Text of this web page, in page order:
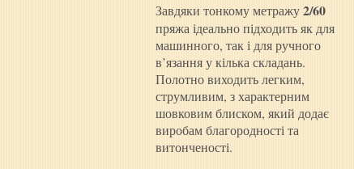
Завдяки тонкому метражу2/60
пряжа ідеально підходить як для
машинного, так і для ручного
в’язання у кілька складань.
Полотно виходить легким,
струмливим, з характерним
шовковим блиском, який додає
виробам благородності та
витонченості.